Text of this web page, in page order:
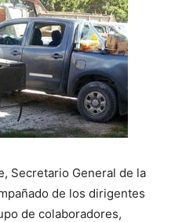
Secretario General de la
de los dirigentes
de colaboradores,